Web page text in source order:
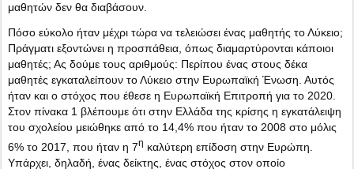
μαθητών δεν θα διαβάσουν.
Πόσο εύκολο ήταν μέχρι τώρα να τελειώσει ένας μαθητής το Λύκειο;
Πράγματι εξοντώνει η προσπάθεια, όπως διαμαρτύρονται κάποιοι
μαθητές; Ας δούμε τους αριθμούς: Περίπου ένας στους δέκα
μαθητές εγκαταλείπουν το Λύκειο στην Ευρωπαϊκή Ένωση. Αυτός
ήταν και ο στόχος που έθεσε η Ευρωπαϊκή Επιτροπή για το 2020.
Στον πίνακα 1 βλέπουμε ότι στην Ελλάδα της κρίσης η εγκατάλειψη
του σχολείου μειώθηκε από το 14,4% που ήταν το 2008 στο μόλις
6% το 2017, που ήταν η 7η καλύτερη επίδοση στην Ευρώπη.
Υπάρχει, δηλαδή, ένας δείκτης, ένας στόχος στον οποίο